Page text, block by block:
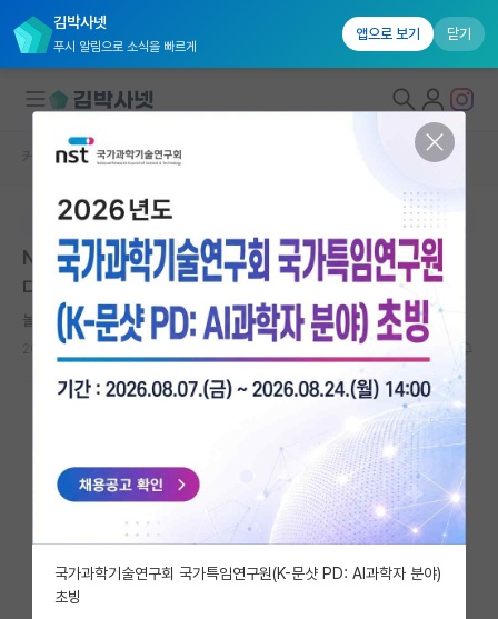
김박사넷
푸시 알림으로 소식을 빠르게
앱으로 보기 닫기
연구실&오픈랩
커뮤니티
커뮤니티 홈
IF 명예의전당
자유 게시판(아무개랩)
미국 유학 게시판
커뮤니티 홈 자유 게시판(아무개랩)
본문이 수정되지 않는 박제글입니다.
Nature Index 2023, 대학원 역량 Nature가 정리해줬
다
놀란 소크라테스
2023.06.29
국가과학기술연구회 국가특임연구원(K-문샷 PD: AI과학자 분야)
초빙